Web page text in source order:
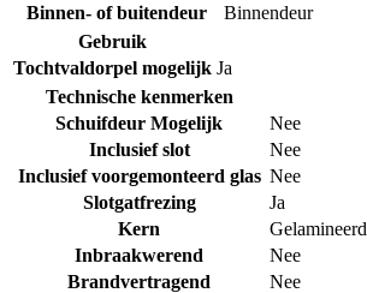
Binnen- of buitendeur
Binnendeur
Gebruik
Tochtvaldorpel mogelijk Ja
Technische kenmerken
Schuifdeur Mogelijk
Nee
Inclusief slot
Nee
Inclusief voorgemonteerd glas Nee
Slotgatfrezing
Ja
Kern
Gelamineerd
Inbraakwerend
Nee
Brandvertragend
Nee